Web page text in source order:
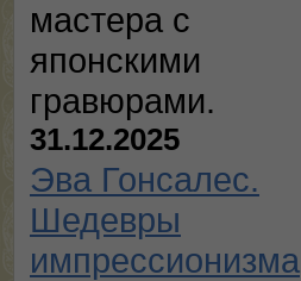
мастера с
японскими
гравюрами.
31.12.2025
Эва Гонсалес.
Шедевры
импрессионизма